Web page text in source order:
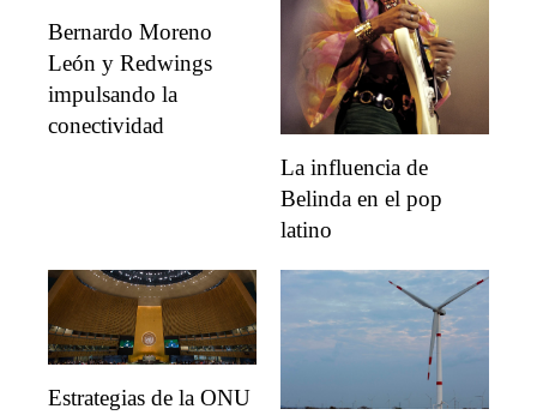
Bernardo Moreno
León y Redwings
impulsando la
conectividad
La influencia de
Belinda en el pop
latino
Estrategias de la ONU